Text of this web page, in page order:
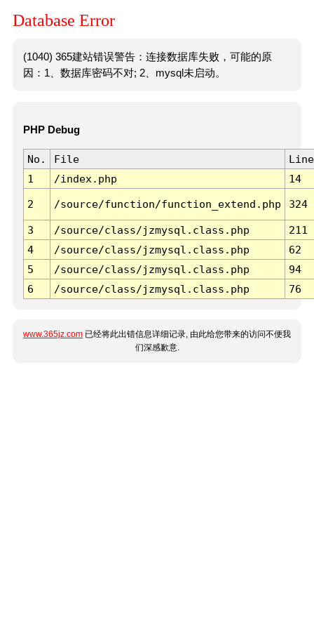
Database Error
(1040) 365建站错误警告：连接数据库失败，可能的原
因：1、数据库密码不对; 2、mysql未启动。
PHP Debug
No. File
Line
1
/index.php 14
2 /source/function/function_extend.php 324
3 /source/class/jzmysql.class.php
211
4
/source/class/jzmysql.class.php
62
5
/source/class/jzmysql.class.php
94
6
/source/class/jzmysql.class.php 76
www.365jz.com 已经将此出错信息详细记录, 由此给您带来的访问不便我
们深感歉意.